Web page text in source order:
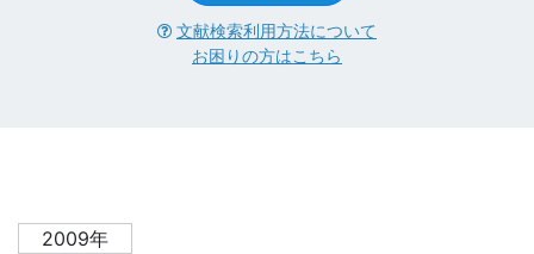
文献検索利用方法について
お困りの方はこちら
2009年